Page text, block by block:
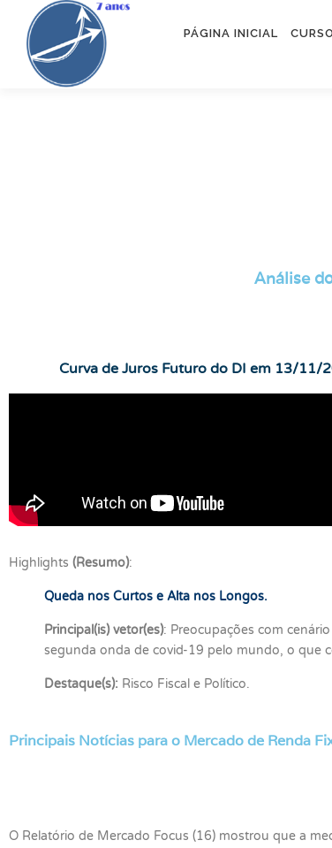
PÁGINA INICIAL
Análise
Curva de Juros Futuro do DI em 13/11/
Highlights (Resumo):
Queda nos Curtos e Alta nos Longos.
Principal(is) vetor(es): Preocupações com
segunda onda de covid-19 pelo mundo, o que
Destaque(s): Risco Fiscal e Político.
Principais Notícias para o Mercado de Renda
O Relatório de Mercado Focus (16) mostrou que a